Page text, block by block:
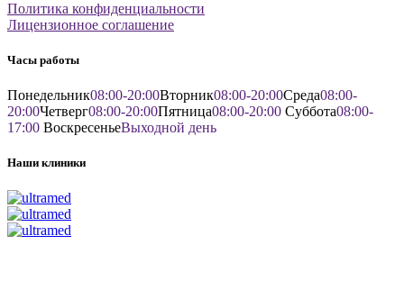
Политика конфиденциальности
Лицензионное соглашение
Часы работы
Понедельник08:00-20:00Вторник08:00-20:00Среда08:00-
20:00Четверг08:00-20:00Пятница08:00-20:00 Суббота08:00-
17:00 ВоскресеньеВыходной день
Наши клиники